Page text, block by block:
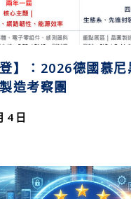
登】：2026德國慕
造考察團
4 日